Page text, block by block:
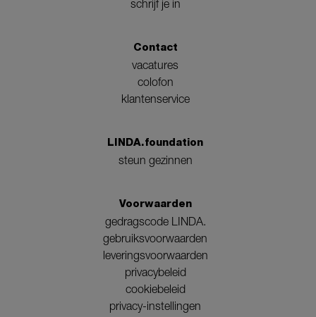
schrijf je in
Contact
vacatures
colofon
klantenservice
LINDA.foundation
steun gezinnen
Voorwaarden
gedragscode LINDA.
gebruiksvoorwaarden
leveringsvoorwaarden
privacybeleid
cookiebeleid
privacy-instellingen